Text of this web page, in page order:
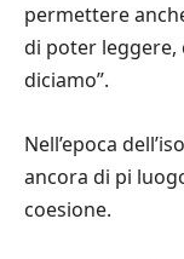
permettere
di poter leggere,
diciamo”.
Nell’epoca
ancora di pi
coesione.